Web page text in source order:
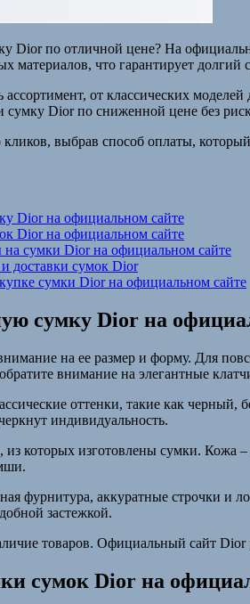
Dior по отличной цене? На
материалов, что гарантирует
от классических моделей
сумку Dior по сниженной цене без
кликов, выбрав способ оплаты,
Dior на официальном сайте
Dior на официальном сайте
на сумки Dior на официальном сайте
доставки сумок Dior
сумки Dior на официальном сайте
сумку Dior на
на ее размер и форму. Для
внимание на элегантные
оттенки, такие как
индивидуальность.
которых изготовлены сумки. Кожа –
фурнитура, аккуратные строчки и
застежкой.
товаров. Официальный сайт
сумок Dior на